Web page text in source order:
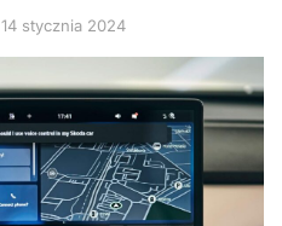
14 stycznia 2024